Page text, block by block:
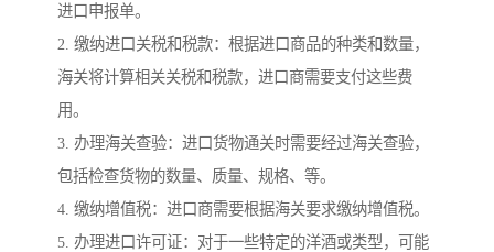
进口申报单。
2. 缴纳进口关税和税款：根据进口商品的种类和数量，
海关将计算相关关税和税款，进口商需要支付这些费
用。
3. 办理海关查验：进口货物通关时需要经过海关查验，
包括检查货物的数量、质量、规格、等。
4. 缴纳增值税：进口商需要根据海关要求缴纳增值税。
5. 办理进口许可证：对于一些特定的洋酒或类型，可能